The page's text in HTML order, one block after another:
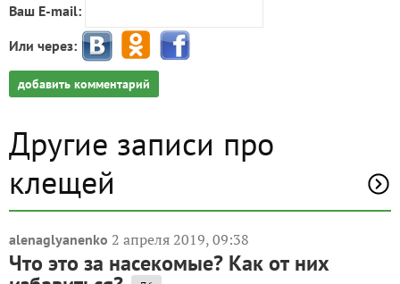
Ваш E-mail:
Или через:
добавить комментарий
Другие записи про
клещей
alenaglyanenko 2 апреля 2019, 09:38
Что это за насекомые? Как от них